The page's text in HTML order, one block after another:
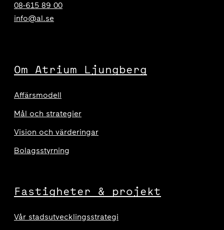
08-615 89 00
info@al.se
Om Atrium Ljungberg
Affärsmodell
Mål och strategier
Vision och värderingar
Bolagsstyrning
Fastigheter & projekt
Vår stadsutvecklingsstrategi